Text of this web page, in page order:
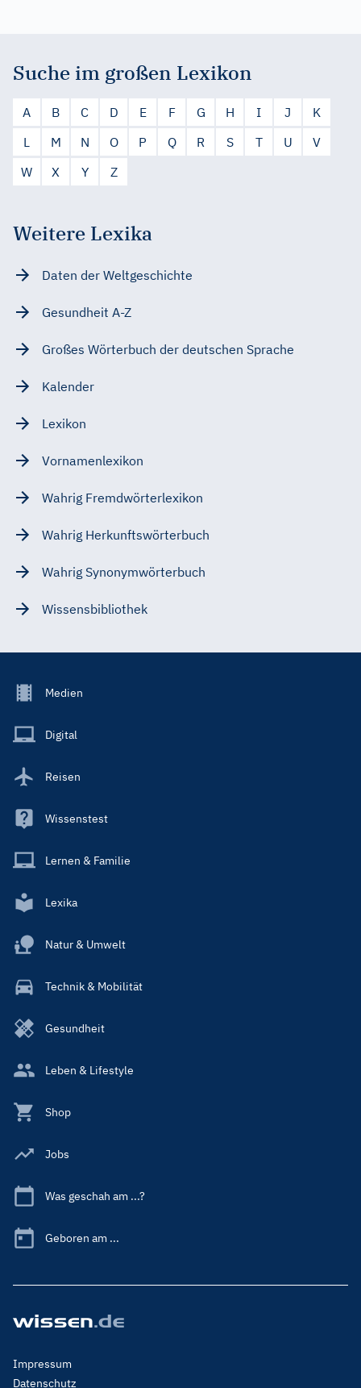
Suche im großen Lexikon
A B C D E F G H I J
K
L
M N O P Q R S T U
V
W
X Y Z
Weitere Lexika
Daten der Weltgeschichte
Gesundheit A-Z
Großes Wörterbuch der deutschen Sprache
Kalender
Lexikon
Vornamenlexikon
Wahrig Fremdwörterlexikon
Wahrig Herkunftswörterbuch
Wahrig Synonymwörterbuch
Wissensbibliothek
Footer
Main
Medien
Digital
Reisen
Wissenstest
Lernen & Familie
Lexika
Natur & Umwelt
Technik & Mobilität
Gesundheit
Leben & Lifestyle
Shop
Jobs
Was geschah am ...?
Geboren am ...
Footer
Menu
Impressum
Datenschutz